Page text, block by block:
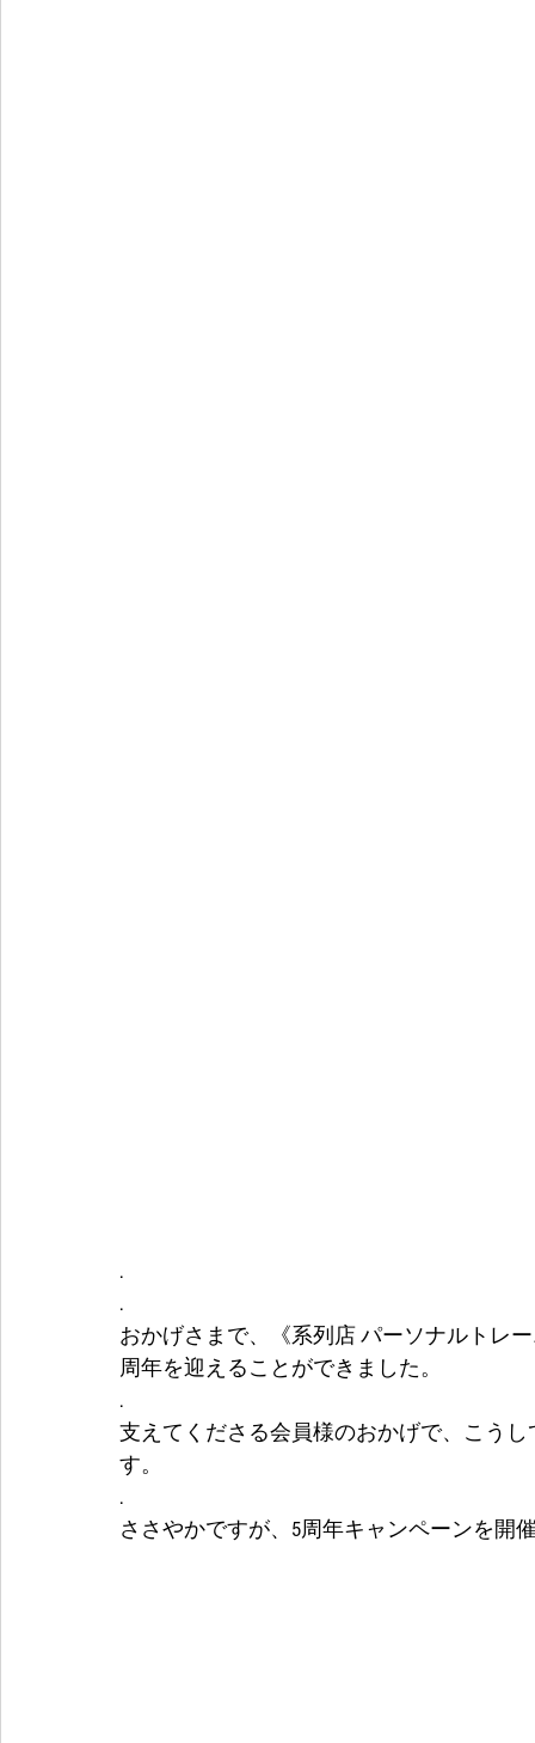
.
.
おかげさまで、《系列店 パーソナルトレ
周年を迎えることができました。
.
支えてくださる会員様のおかげで、こう
す。
.
ささやかですが、5周年キャンペーンを開